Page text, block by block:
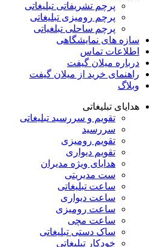
پرچم تشریفاتی تبلیغاتی
پرچم رومیزی تبلیغاتی
پرچم ساحلی تبلغیاتی
سازه های نمایشگاهی
اطلاعات تماس
درباره میلان گیفت
راهنمای خرید از میلان گیفت
وبلاگ
هدایای تبلیغاتی
تقویم و سررسید تبلیغاتی
سررسید
تقویم رومیزی
تقویم دیواری
هدایای ویژه مدیران
ست مدیریتی
ساعت تبلیغاتی
ساعت دیواری
ساعت رومیزی
ساعت مچی
ساک دستی تبلیغاتی
خودکار تبلیغاتی